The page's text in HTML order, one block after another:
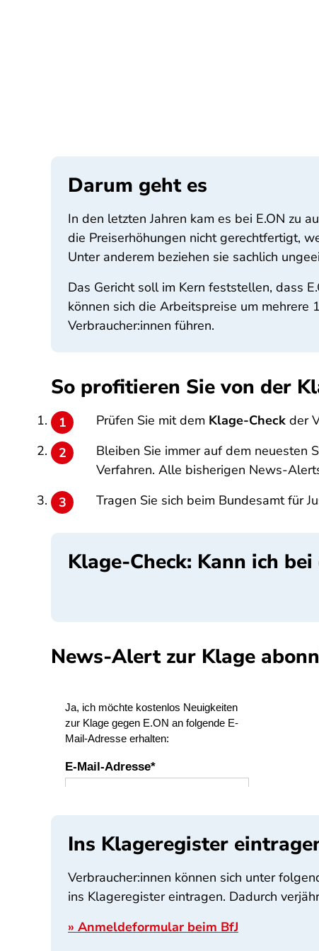
Darum geht es
In den letzten Jahren kam es bei E.ON zu
die Preiserhöhungen nicht gerechtfertigt,
Unter anderem beziehen sie sachlich
Das Gericht soll im Kern feststellen, dass
können sich die Arbeitspreise um mehrere
Verbraucher:innen führen.
So profitieren Sie von der
Prüfen Sie mit dem Klage-Check der
Bleiben Sie immer auf dem neuesten
Verfahren. Alle bisherigen News-
Tragen Sie sich beim Bundesamt für
Klage-Check: Kann ich
News-Alert zur Klage
Ins Klageregister
Verbraucher:innen können sich unter
ins Klageregister eintragen. Dadurch
» Anmeldeformular beim BfJ